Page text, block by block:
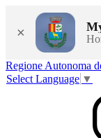
×
Regione Autonoma
Select Language ▼